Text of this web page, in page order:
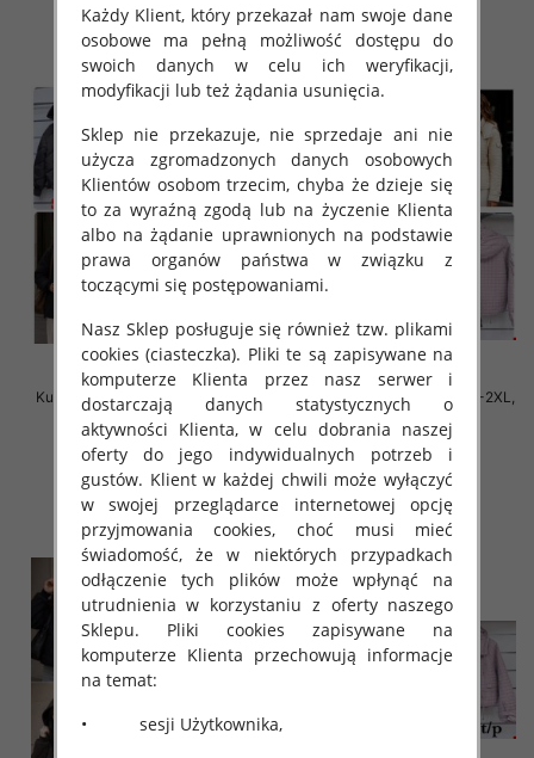
szczegóły szczegóły
Kurtki damskie cienki Roz S-2XL,
1 Kolor Paczka 5 szt
90.00 zł
szczegóły
Kurtki damskie cienki Roz S-2XL,
1 Kolor Paczka 5 szt
90.00 zł
szczegóły
Każdy Klient, który przekazał nam swoje dane
osobowe ma pełną możliwość dostępu do
swoich danych w celu ich weryfikacji,
modyfikacji lub też żądania usunięcia.
Sklep nie przekazuje, nie sprzedaje ani nie
użycza zgromadzonych danych osobowych
Klientów osobom trzecim, chyba że dzieje się
to za wyraźną zgodą lub na życzenie Klienta
albo na żądanie uprawnionych na podstawie
prawa organów państwa w związku z
toczącymi się postępowaniami.
Nasz Sklep posługuje się również tzw. plikami
cookies (ciasteczka). Pliki te są zapisywane na
komputerze Klienta przez nasz serwer i
dostarczają danych statystycznych o
aktywności Klienta, w celu dobrania naszej
oferty do jego indywidualnych potrzeb i
gustów. Klient w każdej chwili może wyłączyć
w swojej przeglądarce internetowej opcję
przyjmowania cookies, choć musi mieć
świadomość, że w niektórych przypadkach
odłączenie tych plików może wpłynąć na
utrudnienia w korzystaniu z oferty naszego
Sklepu. Pliki cookies zapisywane na
komputerze Klienta przechowują informacje
na temat:
• sesji Użytkownika,